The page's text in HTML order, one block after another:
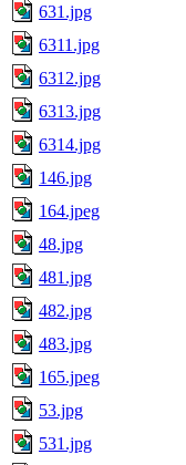
631.jpg
6311.jpg
6312.jpg
6313.jpg
6314.jpg
146.jpg
164.jpeg
48.jpg
481.jpg
482.jpg
483.jpg
165.jpeg
53.jpg
531.jpg